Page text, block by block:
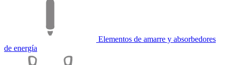
Elementos de amarre y absorbedores
de energía